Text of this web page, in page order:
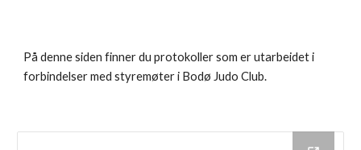
På denne siden finner du protokoller som er utarbeidet i
forbindelser med styremøter i Bodø Judo Club.